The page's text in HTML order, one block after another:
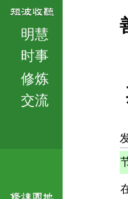
明慧
时事
修炼
交流